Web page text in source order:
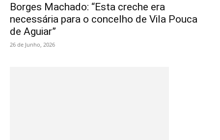
Borges Machado: “Esta creche era
necessária para o concelho de Vila Pouca
de Aguiar”
26 de Junho, 2026